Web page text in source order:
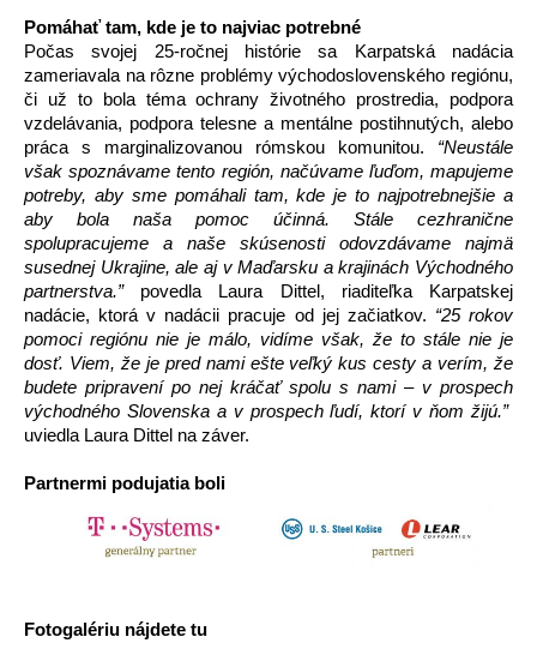
Pomáhať tam, kde je to najviac potrebné
Počas svojej 25-ročnej histórie sa Karpatská nadácia
zameriavala na rôzne problémy východoslovenského regiónu,
či už to bola téma ochrany životného prostredia, podpora
vzdelávania, podpora telesne a mentálne postihnutých, alebo
práca s marginalizovanou rómskou komunitou. “Neustále
však spoznávame tento región, načúvame ľuďom, mapujeme
potreby, aby sme pomáhali tam, kde je to najpotrebnejšie a
aby bola naša pomoc účinná. Stále cezhranične
spolupracujeme a naše skúsenosti odovzdávame najmä
susednej Ukrajine, ale aj v Maďarsku a krajinách Východného
partnerstva.” povedla Laura Dittel, riaditeľka Karpatskej
nadácie, ktorá v nadácii pracuje od jej začiatkov. “25 rokov
pomoci regiónu nie je málo, vidíme však, že to stále nie je
dosť. Viem, že je pred nami ešte veľký kus cesty a verím, že
budete pripravení po nej kráčať spolu s nami – v prospech
uviedla Laura Dittel na záver.
Partnermi podujatia boli
Fotogalériu nájdete tu